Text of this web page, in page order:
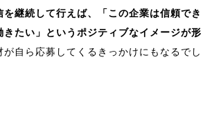
継続して行えば、「この企業は信頼でき
きたい」というポジティブなイメージが形
が自ら応募してくるきっかけにもなるでし